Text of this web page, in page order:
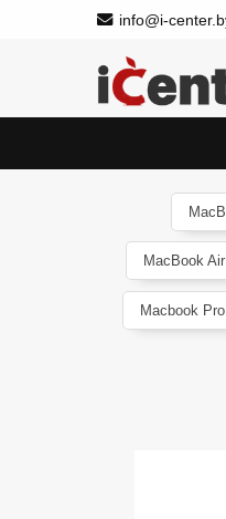
info@i-
MacBook
Macbook